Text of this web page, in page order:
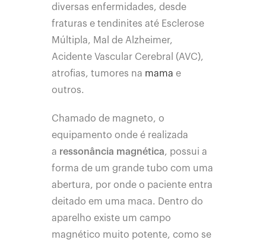
diversas enfermidades, desde
fraturas e tendinites até Esclerose
Múltipla, Mal de Alzheimer,
Acidente Vascular Cerebral (AVC),
atrofias, tumores na mama e
outros.
Chamado de magneto, o
equipamento onde é realizada
a ressonância magnética, possui a
forma de um grande tubo com uma
abertura, por onde o paciente entra
deitado em uma maca. Dentro do
aparelho existe um campo
magnético muito potente, como se